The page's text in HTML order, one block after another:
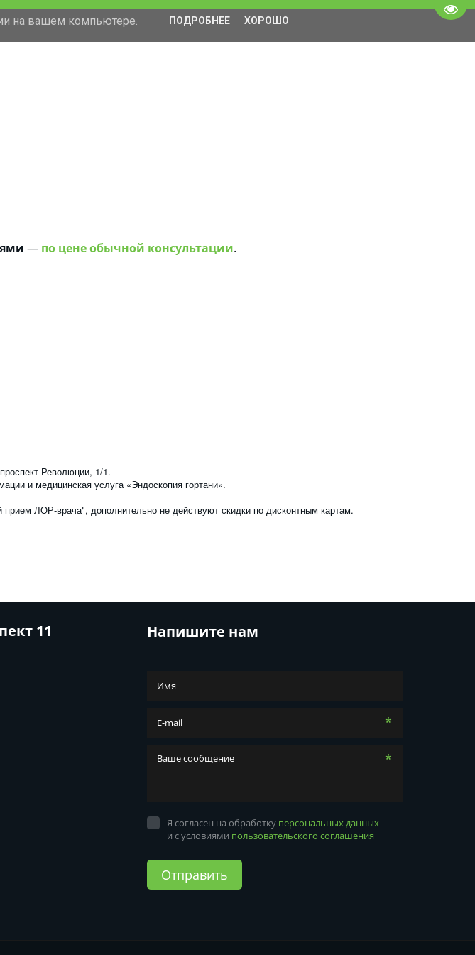
— по цене обычной консультации.
Революции, 1/1.
и медицинская услуга «Эндоскопия гортани».
ЛОР-врача", дополнительно не действуют скидки по дисконтным картам.
11 Напишите нам
*
*
Я согласен на обработку персональных данных
и с условиями пользовательского соглашения
Отправить
на вашем компьютере. ПОДРОБНЕЕ ХОРОШО